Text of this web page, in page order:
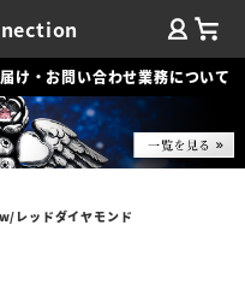
け・お問い合わせ業務について
レッドダイヤモンド